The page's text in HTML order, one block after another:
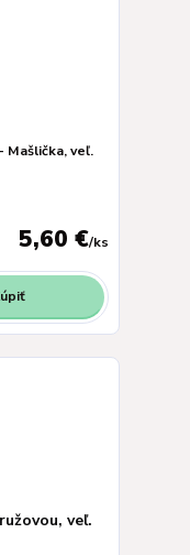
Mašlička, veľ.
5,60 €/ks